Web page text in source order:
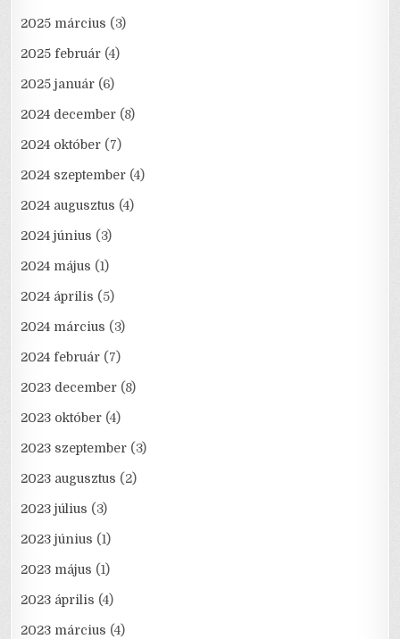
2025 március (3)
2025 február (4)
2025 január (6)
2024 december (8)
2024 október (7)
2024 szeptember (4)
2024 augusztus (4)
2024 június (3)
2024 május (1)
2024 április (5)
2024 március (3)
2024 február (7)
2023 december (8)
2023 október (4)
2023 szeptember (3)
2023 augusztus (2)
2023 július (3)
2023 június (1)
2023 május (1)
2023 április (4)
2023 március (4)